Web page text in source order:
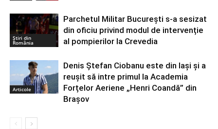
Știri din
România
Parchetul Militar București s-a sesizat
din oficiu privind modul de intervenție
al pompierilor la Crevedia
Articole
Denis Ștefan Ciobanu este din Iași și a
reușit să intre primul la Academia
Forțelor Aeriene „Henri Coandă” din
Brașov